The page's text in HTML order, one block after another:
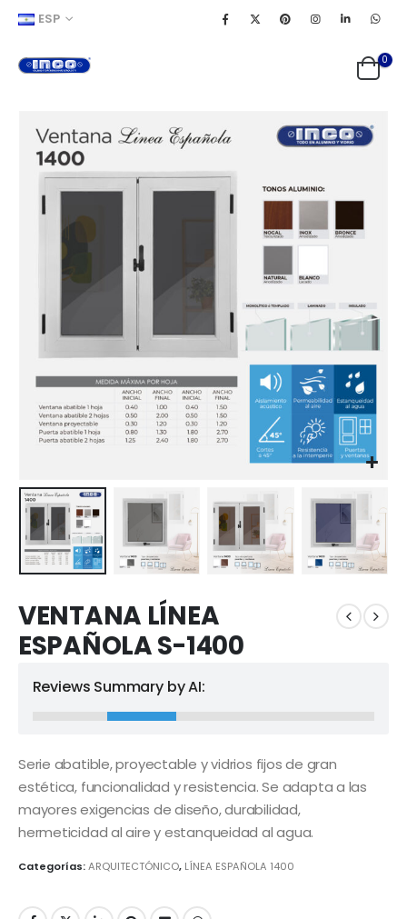
ESP
0
VENTANA LÍNEA
ESPAÑOLA S-1400
Reviews Summary by AI:
Serie abatible, proyectable y vidrios fijos de gran
estética, funcionalidad y resistencia. Se adapta a las
mayores exigencias de diseño, durabilidad,
hermeticidad al aire y estanqueidad al agua.
Categorías:ARQUITECTÓNICO, LÍNEA ESPAÑOLA 1400